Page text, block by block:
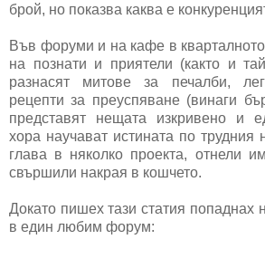
брой, но показва каква е
Във форуми и на кафе в
на познати и приятели (както и
разнасят митове за печалби,
рецепти за преуспяване (винаги
представят нещата изкривено и
хора научават истината по трудния
глава в няколко проекта, отнели
свършили накрая в кошчето.
Докато пишех тази статия попаднах
в един любим форум: